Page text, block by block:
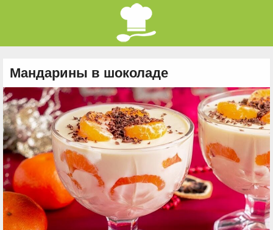
Мандарины в шоколаде